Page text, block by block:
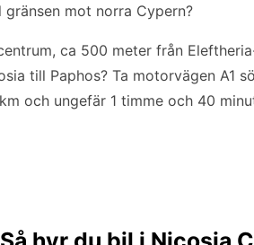
mot norra Cypern?
ca 500 meter från
till Paphos? Ta motorvägen A1
och ungefär 1 timme och 40